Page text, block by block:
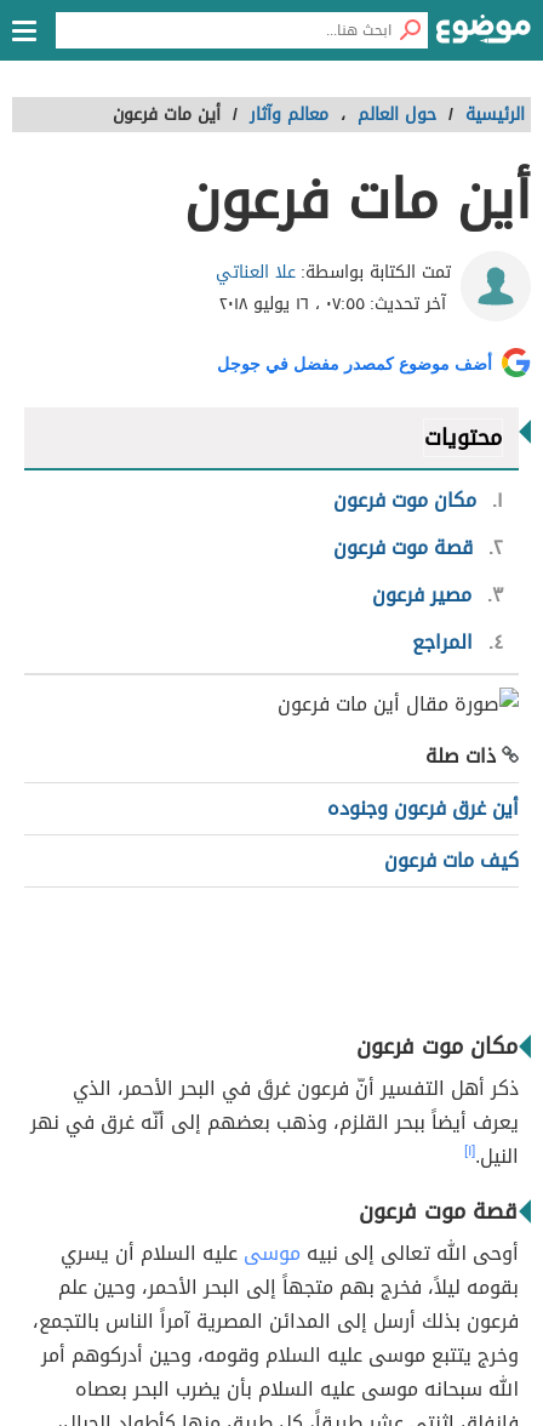
الرئيسية / حول العالم ، معالم وآثار / أين مات فرعون
أين مات فرعون
تمت الكتابة بواسطة:علا العناتي
آخر تحديث:٠٧:٥٥ ، ١٦ يوليو ٢٠١٨
أضف موضوع كمصدر مفضل في جوجل
محتويات
١ مكان موت فرعون
٢ قصة موت فرعون
٣ مصير فرعون
٤
المراجع
ذات صلة
أين غرق فرعون وجنوده
كيف مات فرعون
مكان موت فرعون
ذكر أهل التفسير أنّ فرعون غرقَ في البحر الأحمر، الذي
يعرف أيضاً ببحر القلزم، وذهب بعضهم إلى أنّه غرق في نهر
النيل.[١]
قصة موت فرعون
أوحى الله تعالى إلى نبيه موسىعليه السلام أن يسري
بقومه ليلاً، فخرج بهم متجهاً إلى البحر الأحمر، وحين علم
فرعون بذلك أرسل إلى المدائن المصرية آمراً الناس بالتجمع،
وخرج يتتبع موسى عليه السلام وقومه، وحين أدركوهم أمر
الله سبحانه موسى عليه السلام بأن يضرب البحر بعصاه